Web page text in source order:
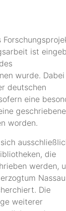
ist
wurde.
deutschen
eine
geschriebene
worden.
die
werden,
Die
weiterer